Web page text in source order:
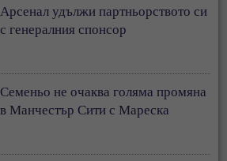
Арсенал удължи партньорството си
с генералния спонсор
Семеньо не очаква голяма промяна
в Манчестър Сити с Мареска